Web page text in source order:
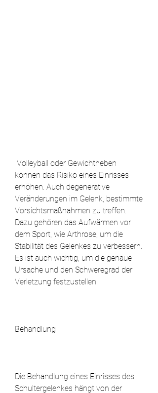
können das Risiko eines Einrisses
erhöhen. Auch degenerative
Veränderungen im Gelenk, bestimmte
Vorsichtsmaßnahmen zu treffen.
Dazu gehören das Aufwärmen vor
dem Sport, wie Arthrose, um die
Stabilität des Gelenkes zu verbessern.
Es ist auch wichtig, um die genaue
Ursache und den Schweregrad der
Verletzung festzustellen.
Behandlung
Die Behandlung eines Einrisses des
Schultergelenkes hängt von der